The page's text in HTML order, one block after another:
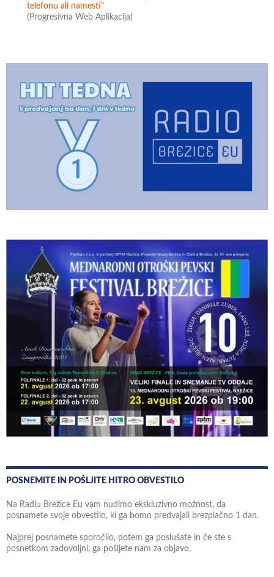
telefonu ali namesti"
(Progresivna Web Aplikacija)
POSNEMITE IN POŠLJITE HITRO OBVESTILO
Na Radiu Brežice Eu vam nudimo ekskluzivno možnost, da
posnamete svoje obvestilo, ki ga bomo predvajali brezplačno 1 dan.
Najprej posnamete sporočilo, potem ga poslušate in če ste s
posnetkom zadovoljni, ga pošljete nam za objavo.